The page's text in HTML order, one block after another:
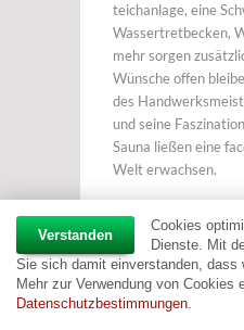
Verstanden
Cookies
Dienste. Mit
Sie sich damit einverstanden, dass
Mehr zur Verwendung von Cookies
Datenschutzbestimmungen.
teichanlage, eine
Wassertretbecken,
mehr sorgen
Wünsche offen
des
und seine
Sauna ließen eine
Welt erwachsen.
Eymann-Sauna
Gropiusstraße 4
48163 Münster
Tel.: (02501) 5777